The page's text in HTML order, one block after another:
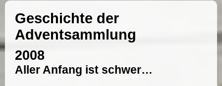
Geschichte der
Adventsammlung
2008
Aller Anfang ist schwer…